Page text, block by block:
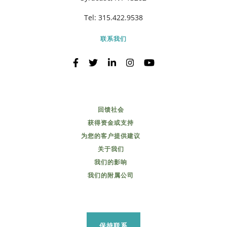
Tel: 315.422.9538
联系我们
回馈社会
获得资金或支持
为您的客户提供建议
关于我们
我们的影响
我们的附属公司